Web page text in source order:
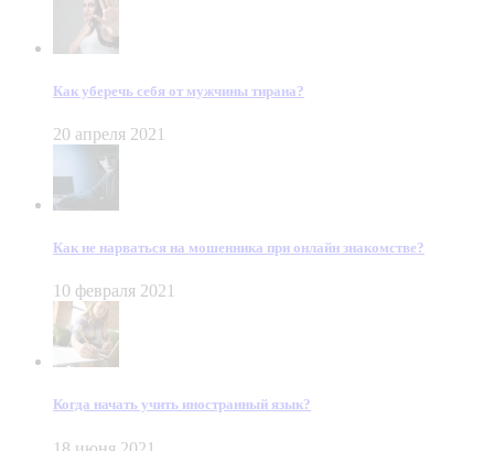
Как уберечь себя от мужчины тирана?
20 апреля 2021
Как не нарваться на мошенника при онлайн знакомстве?
10 февраля 2021
Когда начать учить иностранный язык?